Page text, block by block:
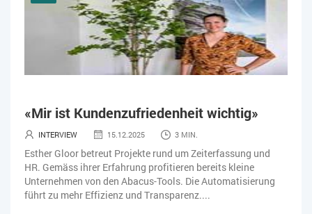
«Mir ist Kundenzufriedenheit wichtig»
INTERVIEW 15.12.2025 3 MIN.
Esther Gloor betreut Projekte rund um Zeiterfassung und
HR. Gemäss ihrer Erfahrung profitieren bereits kleine
Unternehmen von den Abacus-Tools. Die Automatisierung
führt zu mehr Effizienz und Transparenz....